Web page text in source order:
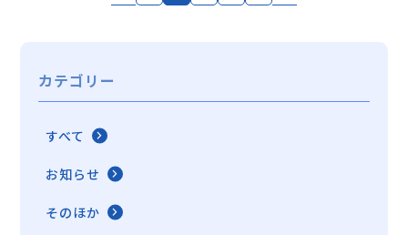
カテゴリー
すべて
お知らせ
そのほか